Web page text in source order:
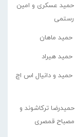
حمید عسکری و امین
رستمی
حمید ماهان
حمید هیراد
حمید و دانیال اس اچ
حمیدرضا ترکاشوند و
مصباح قمصری